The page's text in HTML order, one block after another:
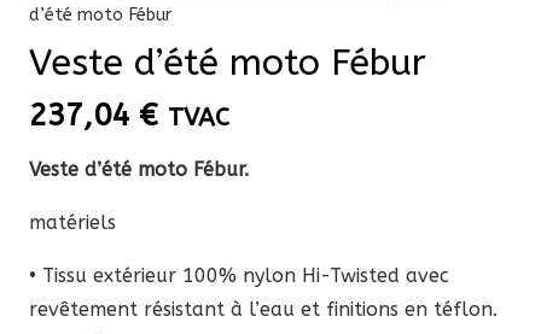
d’été moto Fébur
Veste d’été moto Fébur
237,04 € TVAC
Veste d’été moto Fébur.
matériels
• Tissu extérieur 100% nylon Hi-Twisted avec
revêtement résistant à l’eau et finitions en téflon.